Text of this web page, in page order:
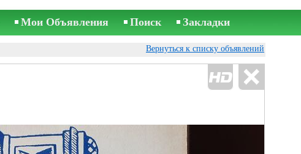
Мои Объявления Поиск Закладки
Вернуться к списку объявлений